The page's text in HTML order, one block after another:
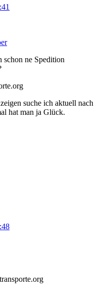
schon ne Spedition
suche ich aktuell nach
hat man ja Glück.